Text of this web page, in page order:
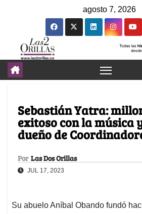
agosto 7, 2026
Sebastián Yatra:
exitoso con la música
dueño de
Por Las Dos Orillas
JUL 17, 2023
Su abuelo Aníbal Obando fundó